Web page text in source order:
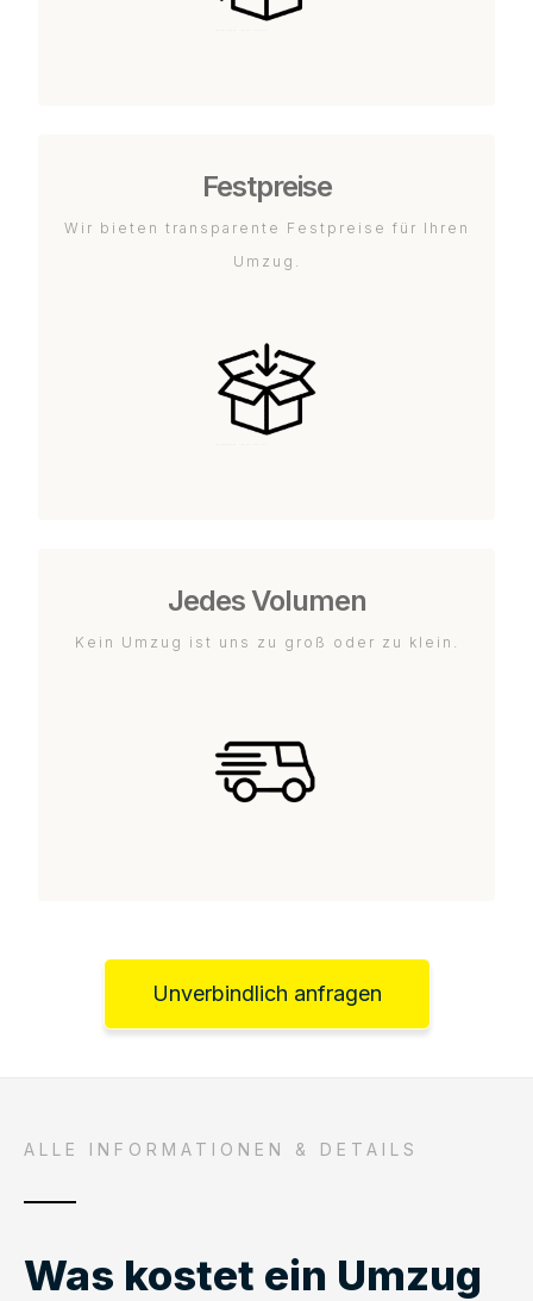
Festpreise
Wir bieten transparente Festpreise für Ihren
Umzug.
Jedes Volumen
Kein Umzug ist uns zu groß oder zu klein.
Unverbindlich anfragen
ALLE INFORMATIONEN & DETAILS
Was kostet ein Umzug